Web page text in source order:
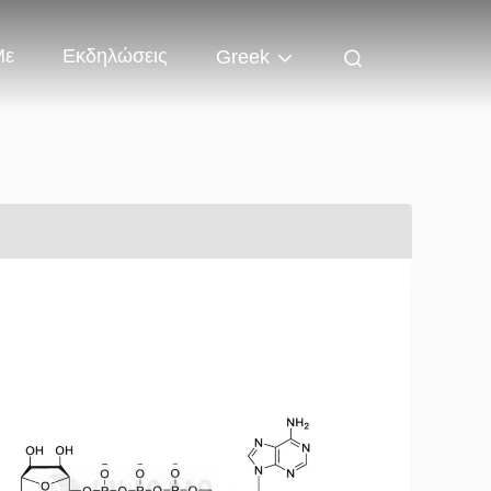
Εκδηλώσεις Greek